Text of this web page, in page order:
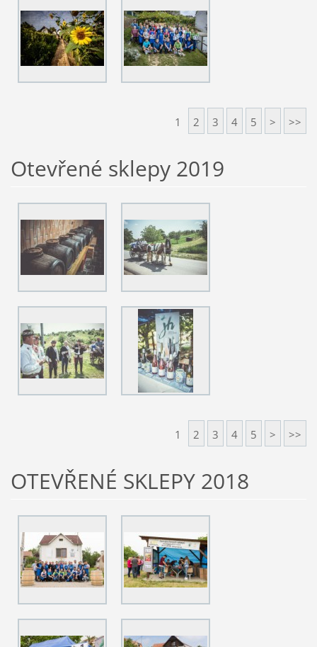
1 2 3 4 5 > >>
Otevřené sklepy 2019
1 2 3 4 5 > >>
OTEVŘENÉ SKLEPY 2018